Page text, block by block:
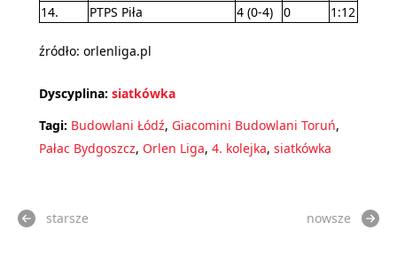
14.
PTPS Piła 4 (0-4) 0 1:12
źródło: orlenliga.pl
Dyscyplina: siatkówka
Tagi: Budowlani Łódź, Giacomini Budowlani Toruń,
Pałac Bydgoszcz, Orlen Liga, 4. kolejka, siatkówka
starsze nowsze